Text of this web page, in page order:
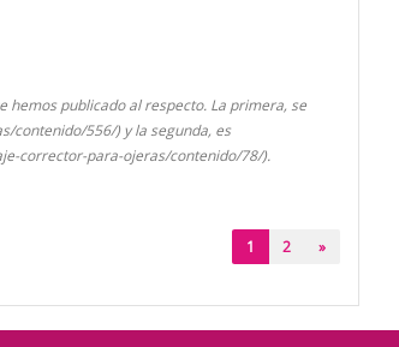
hemos publicado al respecto. La primera, se
contenido/556/) y la segunda, es
corrector-para-ojeras/contenido/78/).
1 (current)
2 »